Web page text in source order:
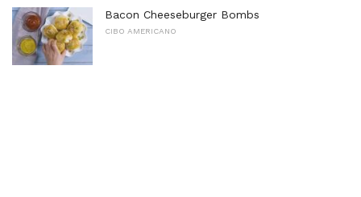
Bacon Cheeseburger Bombs
CIBO AMERICANO